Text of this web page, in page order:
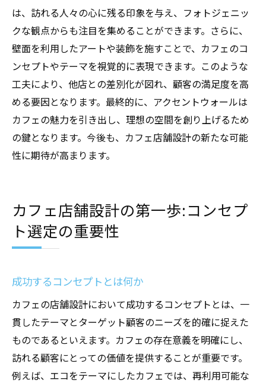
は、訪れる人々の心に残る印象を与え、フォトジェニッ
クな観点からも注目を集めることができます。さらに、
壁面を利用したアートや装飾を施すことで、カフェのコ
ンセプトやテーマを視覚的に表現できます。このような
工夫により、他店との差別化が図れ、顧客の満足度を高
める要因となります。最終的に、アクセントウォールは
カフェの魅力を引き出し、理想の空間を創り上げるため
の鍵となります。今後も、カフェ店舗設計の新たな可能
性に期待が高まります。
カフェ店舗設計の第一歩:コンセプ
ト選定の重要性
成功するコンセプトとは何か
カフェの店舗設計において成功するコンセプトとは、一
貫したテーマとターゲット顧客のニーズを的確に捉えた
ものであるといえます。カフェの存在意義を明確にし、
訪れる顧客にとっての価値を提供することが重要です。
例えば、エコをテーマにしたカフェでは、再利用可能な